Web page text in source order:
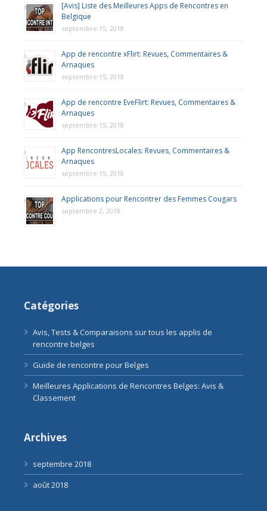
[Avis] Liste des Meilleures Apps de Rencontres en
Belgique
septembre 15, 2018
App de rencontre xFlirt: Revues, Commentaires &
Arnaques
septembre 15, 2018
App de rencontre EveFlirt: Revues, Commentaires &
Arnaques
septembre 15, 2018
App RencontresLocales: Revues, Commentaires &
Arnaques
septembre 15, 2018
Applications pour Rencontrer des Femmes Cougars
septembre 2, 2018
Catégories
Avis, Tests & Comparaisons sur tous les applis de
rencontre belges
Guide de rencontre pour Belges
Meilleures Applications de Rencontres Belges: Avis &
Classement
Archives
septembre 2018
août 2018